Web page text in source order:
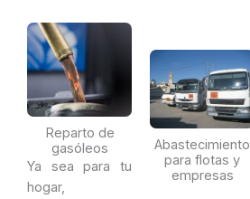
Reparto de
gasóleos
Ya sea para tu
hogar,
Abastecimiento
para flotas y
empresas